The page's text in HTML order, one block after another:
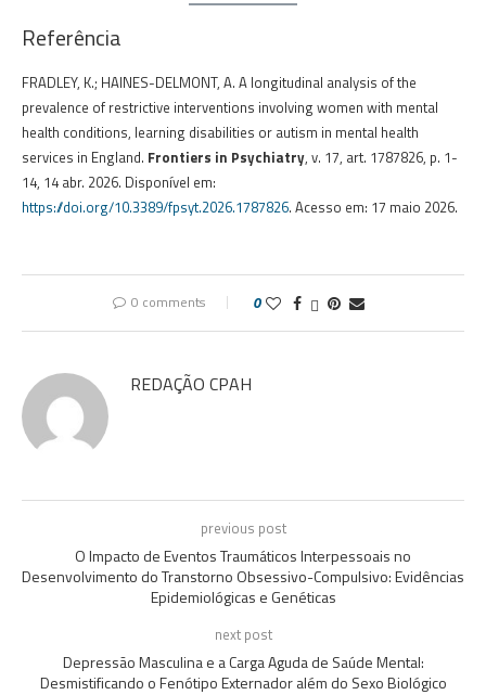
Referência
FRADLEY, K.; HAINES-DELMONT, A. A longitudinal analysis of the
prevalence of restrictive interventions involving women with mental
health conditions, learning disabilities or autism in mental health
services in England. Frontiers in Psychiatry, v. 17, art. 1787826, p. 1-
14, 14 abr. 2026. Disponível em:
https://doi.org/10.3389/fpsyt.2026.1787826. Acesso em: 17 maio 2026.
0 comments 0
REDAÇÃO CPAH
previous post
O Impacto de Eventos Traumáticos Interpessoais no
Desenvolvimento do Transtorno Obsessivo-Compulsivo: Evidências
Epidemiológicas e Genéticas
next post
Depressão Masculina e a Carga Aguda de Saúde Mental:
Desmistificando o Fenótipo Externador além do Sexo Biológico